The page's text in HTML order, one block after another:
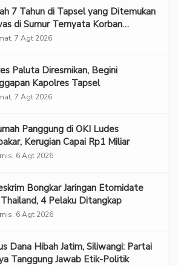
7 Tahun di Tapsel yang Ditemukan
di Sumur Ternyata Korban
Seksual
7 Agt 2026
Paluta Diresmikan, Begini
Kapolres Tapsel
7 Agt 2026
Panggung di OKI Ludes
Kerugian Capai Rp1 Miliar
6 Agt 2026
Bongkar Jaringan Etomidate
4 Pelaku Ditangkap
6 Agt 2026
Dana Hibah Jatim, Siliwangi: Partai
Tanggung Jawab Etik-Politik